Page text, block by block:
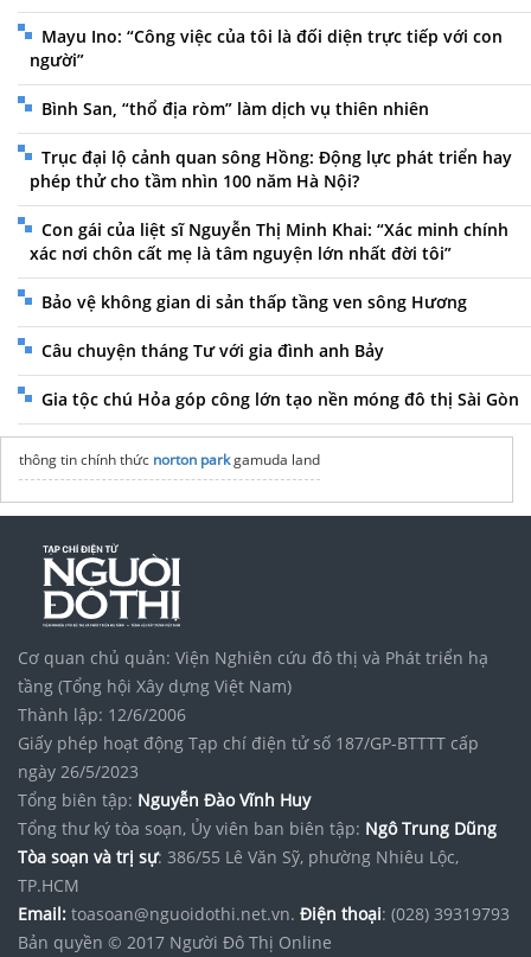
Mayu Ino: “Công việc của tôi là đối diện trực tiếp với con
người”
Bình San, “thổ địa ròm” làm dịch vụ thiên nhiên
Trục đại lộ cảnh quan sông Hồng: Động lực phát triển hay
phép thử cho tầm nhìn 100 năm Hà Nội?
Con gái của liệt sĩ Nguyễn Thị Minh Khai: “Xác minh chính
xác nơi chôn cất mẹ là tâm nguyện lớn nhất đời tôi”
Bảo vệ không gian di sản thấp tầng ven sông Hương
Câu chuyện tháng Tư với gia đình anh Bảy
Gia tộc chú Hỏa góp công lớn tạo nền móng đô thị Sài Gòn
thông tin chính thức norton parkgamuda land
Cơ quan chủ quản: Viện Nghiên cứu đô thị và Phát triển hạ
tầng (Tổng hội Xây dựng Việt Nam)
Thành lập: 12/6/2006
Giấy phép hoạt động Tạp chí điện tử số 187/GP-BTTTT cấp
ngày 26/5/2023
Tổng biên tập: Nguyễn Đào Vĩnh Huy
Tổng thư ký tòa soạn, Ủy viên ban biên tập: Ngô Trung Dũng
Tòa soạn và trị sự: 386/55 Lê Văn Sỹ, phường Nhiêu Lộc,
TP.HCM
Email: toasoan@nguoidothi.net.vn. Điện thoại: (028) 39319793
Bản quyền © 2017 Người Đô Thị Online